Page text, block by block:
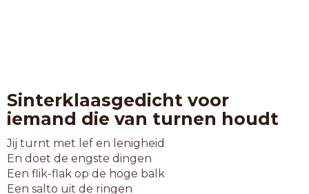
Sinterklaasgedicht voor
iemand die van turnen houdt
Jij turnt met lef en lenigheid
En doet de engste dingen
Een flik-flak op de hoge balk
Een salto uit de ringen